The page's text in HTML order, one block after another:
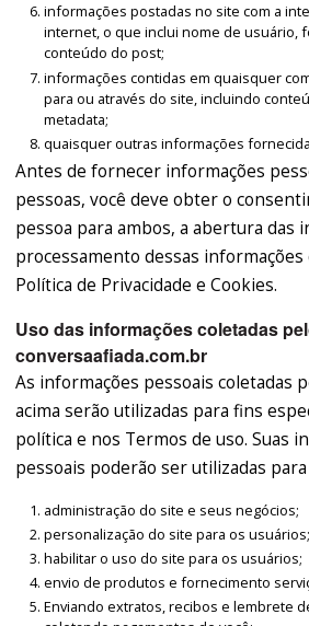
informações postadas no site com a
internet, o que inclui nome de usuário,
conteúdo do post;
informações contidas em quaisquer
para ou através do site, incluindo
metadata;
quaisquer outras informações
Antes de fornecer informações
pessoas, você deve obter o
pessoa para ambos, a abertura das
processamento dessas informações
Política de Privacidade e Cookies.
Uso das informações coletadas
conversaafiada.com.br
As informações pessoais coletadas
acima serão utilizadas para fins
política e nos Termos de uso. Suas
pessoais poderão ser utilizadas
administração do site e seus negócios;
personalização do site para os usuários;
habilitar o uso do site para os usuários;
envio de produtos e fornecimento
Enviando extratos, recibos e lembrete